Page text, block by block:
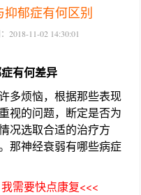
郁症有何区别
2018-11-02 14:30:01
有何差异
烦恼，根据那些表现
视的问题，断定是否为
况选取合适的治疗方
那神经衰弱有哪些病症
需要快点康复<<<